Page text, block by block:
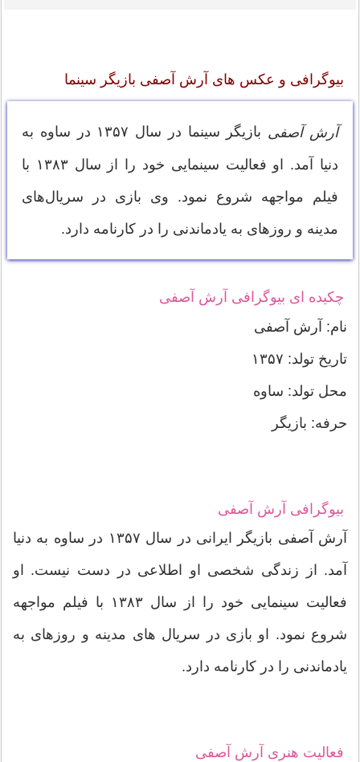
بیوگرافی و عکس های آرش آصفی بازیگر سینما
آرش آصفی بازیگر سینما در سال ۱۳۵۷ در ساوه به
دنیا آمد. او فعالیت سینمایی خود را از سال ۱۳۸۳ با
فیلم مواجهه شروع نمود. وی بازی در سریال‌های
مدینه و روزهای به یادماندنی را در کارنامه دارد.
چکیده ای بیوگرافی آرش آصفی
نام: آرش آصفی
تاریخ تولد: ۱۳۵۷
محل تولد: ساوه
حرفه: بازیگر
بیوگرافی آرش آصفی
آرش آصفی بازیگر ایرانی در سال ۱۳۵۷ در ساوه به دنیا
آمد. از زندگی شخصی او اطلاعی در دست نیست. او
فعالیت سینمایی خود را از سال ۱۳۸۳ با فیلم مواجهه
شروع نمود. او بازی در سریال‌ های مدینه و روزهای به
یادماندنی را در کارنامه دارد.
فعالیت هنری آرش آصفی